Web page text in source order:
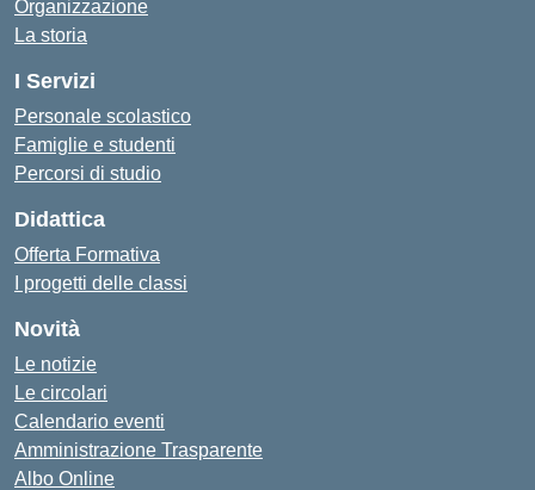
Organizzazione
La storia
I Servizi
Personale scolastico
Famiglie e studenti
Percorsi di studio
Didattica
Offerta Formativa
I progetti delle classi
Novità
Le notizie
Le circolari
Calendario eventi
Amministrazione Trasparente
Albo Online